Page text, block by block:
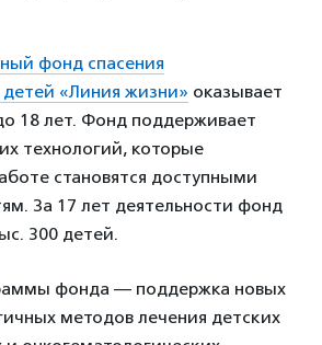
фонд спасения
«Линия жизни» оказывает
18 лет. Фонд поддерживает
технологий, которые
становятся доступными
За 17 лет деятельности фонд
300 детей.
фонда — поддержка новых
методов лечения детских